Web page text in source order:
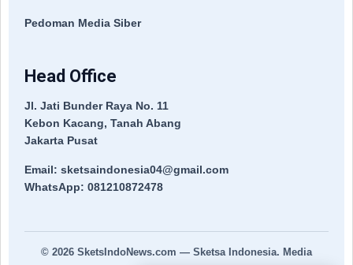
Pedoman Media Siber
Head Office
Jl. Jati Bunder Raya No. 11
Kebon Kacang, Tanah Abang
Jakarta Pusat
Email: sketsaindonesia04@gmail.com
WhatsApp: 081210872478
© 2026 SketsIndoNews.com — Sketsa Indonesia. Media